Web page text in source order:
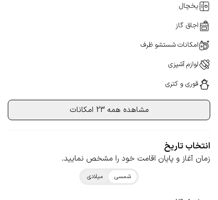
یخچال
اجاق گاز
امکانات شستشو ظرف
لوازم آشپزی
قوری و کتری
مشاهده همه 23 امکانات
انتخاب تاریخ
زمان آغاز و پایان اقامت خود را مشخص نمایید.
شمسی میلادی